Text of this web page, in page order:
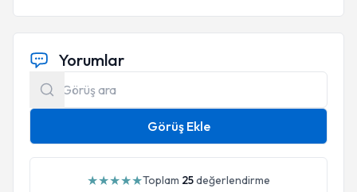
Yorumlar
Görüş Ekle
★★★★★Toplam 25değerlendirme